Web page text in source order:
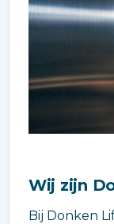
Wij zijn
Bij Donken